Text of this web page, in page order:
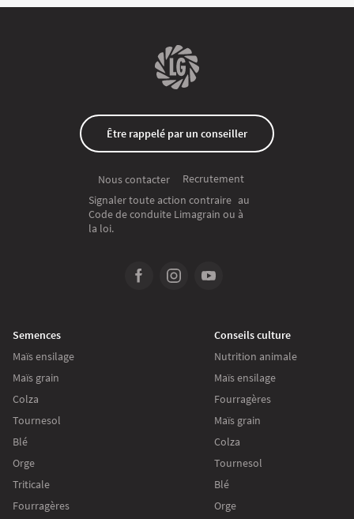
Être rappelé par un conseiller
Nous contacter
Recrutement
Signaler toute action contraire au
Code de conduite Limagrain ou à
la loi.
Semences
Maïs ensilage
Maïs grain
Colza
Tournesol
Blé
Orge
Triticale
Fourragères
Conseils culture
Nutrition animale
Maïs ensilage
Fourragères
Maïs grain
Colza
Tournesol
Blé
Orge